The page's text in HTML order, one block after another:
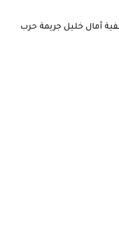
آمال خليل جريمة حرب